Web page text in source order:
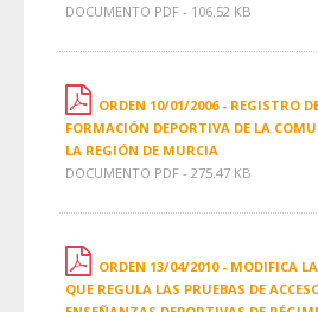
DOCUMENTO PDF - 106.52 KB
ORDEN 10/01/2006 - REGISTRO
FORMACIÓN DEPORTIVA DE LA
LA REGIÓN DE MURCIA
DOCUMENTO PDF - 275.47 KB
ORDEN 13/04/2010 - MODIFICA
QUE REGULA LAS PRUEBAS DE